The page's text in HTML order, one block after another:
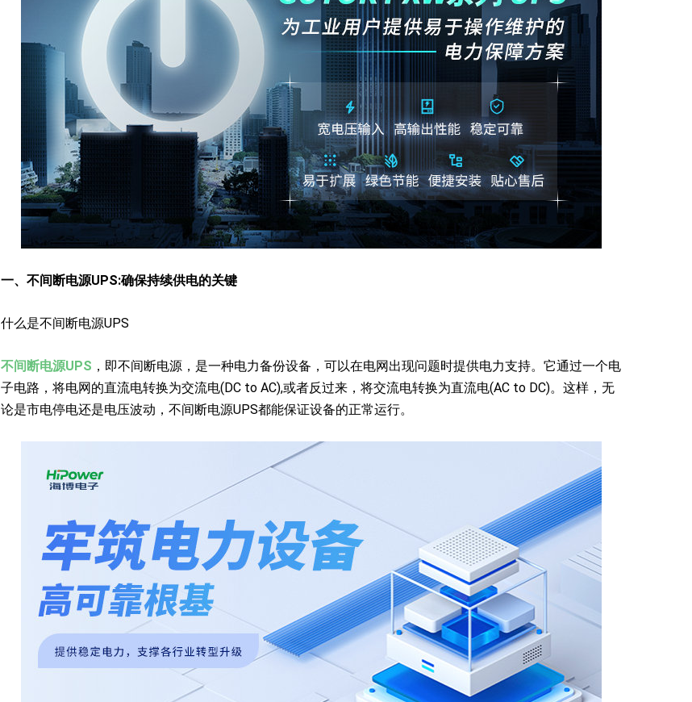
一、不间断电源UPS:确保持续供电的关键
什么是不间断电源UPS
不间断电源UPS ，即不间断电源，是一种电力备份设备，可以在电网出现问题时提供电力支持。它通过一个电
子电路，将电网的直流电转换为交流电(DC to AC),或者反过来，将交流电转换为直流电(AC to DC)。这样，无
论是市电停电还是电压波动，不间断电源UPS都能保证设备的正常运行。